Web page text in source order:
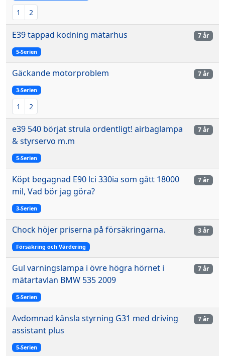
1 2
E39 tappad kodning mätarhus
5-Serien
7 år
Gäckande motorproblem
3-Serien
1 2
7 år
e39 540 börjat strula ordentligt! airbaglampa
& styrservo m.m
5-Serien
7 år
Köpt begagnad E90 lci 330ia som gått 18000
mil, Vad bör jag göra?
3-Serien
7 år
Chock höjer priserna på försäkringarna.
Försäkring och Värdering
3 år
Gul varningslampa i övre högra hörnet i
mätartavlan BMW 535 2009
5-Serien
7 år
Avdomnad känsla styrning G31 med driving
assistant plus
5-Serien
7 år